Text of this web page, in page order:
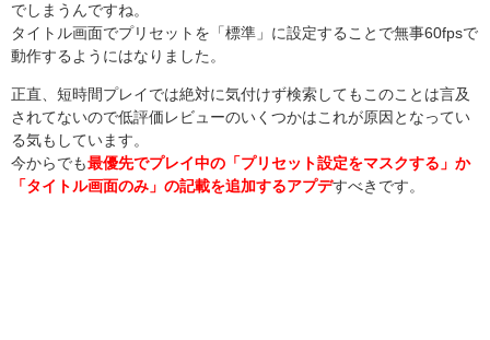
でしまうんですね。
タイトル画面でプリセットを「標準」に設定することで無事60fpsで
動作するようにはなりました。
正直、短時間プレイでは絶対に気付けず検索してもこのことは言及
されてないので低評価レビューのいくつかはこれが原因となってい
る気もしています。
今からでも最優先でプレイ中の「プリセット設定をマスクする」か
「タイトル画面のみ」の記載を追加するアプデすべきです。